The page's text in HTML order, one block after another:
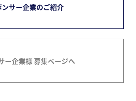
ンサー企業のご紹介
ー企業様 募集ページへ